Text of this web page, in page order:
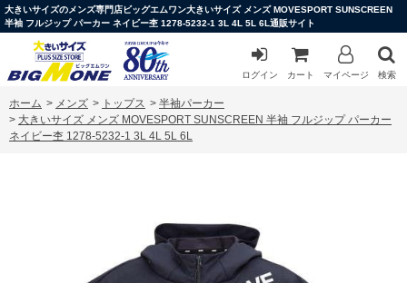
大きいサイズのメンズ専門店ビッグエムワン大きいサイズ メンズ MOVESPORT SUNSCREEN
半袖 フルジップ パーカー ネイビー杢 1278-5232-1 3L 4L 5L 6L通販サイト
ログイン カート マイページ 検索
ホーム > メンズ > トップス > 半袖パーカー
> 大きいサイズ メンズ MOVESPORT SUNSCREEN 半袖 フルジップ パーカー
ネイビー杢 1278-5232-1 3L 4L 5L 6L